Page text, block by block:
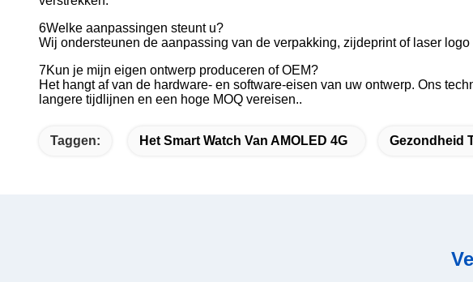
6Welke aanpassingen steunt u?
Wij ondersteunen de aanpassing van de verpakking, zijdeprint of laser
7Kun je mijn eigen ontwerp produceren of OEM?
Het hangt af van de hardware- en software-eisen van uw ontwerp. Ons
langere tijdlijnen en een hoge MOQ vereisen..
Taggen: Het Smart Watch Van AMOLED 4G Gezondheid